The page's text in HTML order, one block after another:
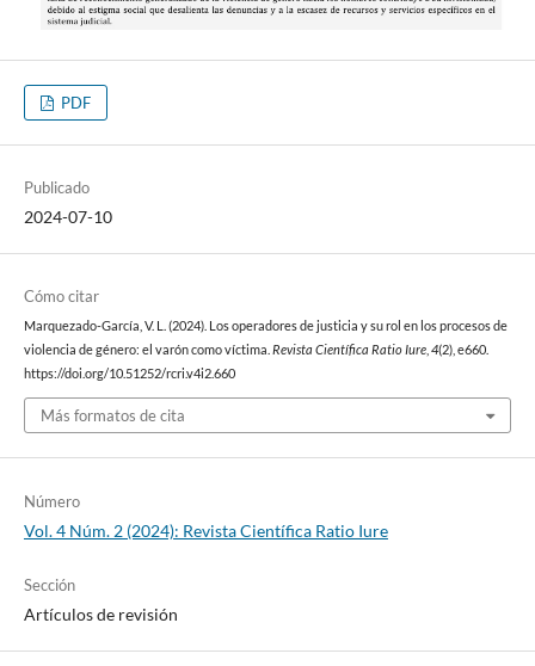
PDF
Publicado
2024-07-10
Cómo citar
Marquezado-García, V. L. (2024). Los operadores de justicia y su rol en los procesos de
violencia de género: el varón como víctima. Revista Científica Ratio Iure, 4(2), e660.
https://doi.org/10.51252/rcri.v4i2.660
Más formatos de cita
Número
Vol. 4 Núm. 2 (2024): Revista Científica Ratio Iure
Sección
Artículos de revisión